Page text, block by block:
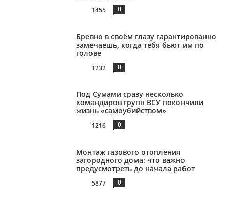
1455 0
Бревно в своём глазу гарантированно
замечаешь, когда тебя бьют им по
голове
1232 0
Под Сумами сразу несколько
командиров групп ВСУ покончили
жизнь «самоубийством»
1216 0
Монтаж газового отопления
загородного дома: что важно
предусмотреть до начала работ
5877 0